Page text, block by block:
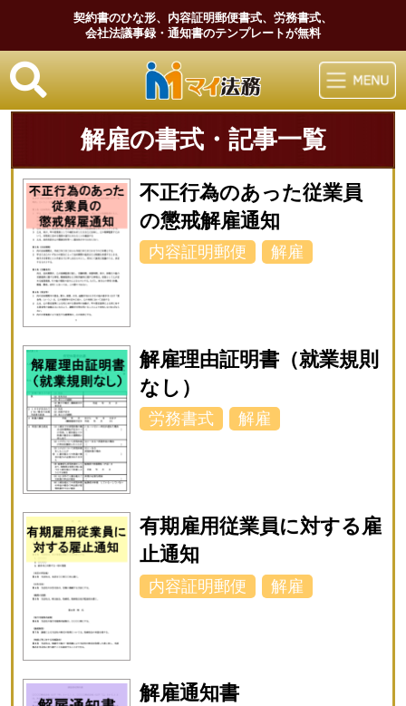
契約書のひな形、内容証明郵便書式、労務書式、
会社法議事録・通知書のテンプレートが無料
マイ法務
解雇の書式・記事一覧
不正行為のあった従業員
の懲戒解雇通知
内容証明郵便 解雇
解雇理由証明書（就業規則
なし）
労務書式 解雇
有期雇用従業員に対する雇
止通知
内容証明郵便 解雇
解雇通知書